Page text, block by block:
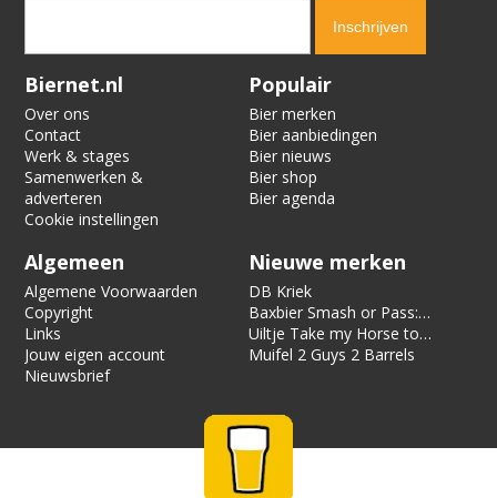
Verification code:
Biernet.nl
Over ons
Contact
Werk & stages
Samenwerken &
adverteren
Cookie instellingen
Populair
Bier merken
Bier aanbiedingen
Bier nieuws
Bier shop
Bier agenda
Algemeen
Algemene Voorwaarden
Copyright
Links
Jouw eigen account
Nieuwsbrief
Nieuwe merken
DB Kriek
Baxbier Smash or Pass:
Strata
Uiltje Take my Horse to
the Hotel Room
Muifel 2 Guys 2 Barrels